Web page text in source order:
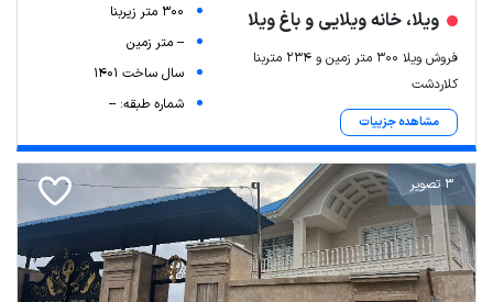
ویلا، خانه ویلایی و باغ ویلا
فروش ویلا ۳۰۰ متر زمین و ۲۳۴ متربنا
کلاردشت
مشاهده جزییات
300 متر زیربنا
-- متر زمین
سال ساخت 1401
شماره طبقه: --
3 تصویر